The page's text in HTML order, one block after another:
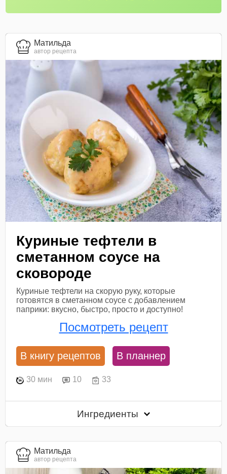
Матильда
автор рецепта
Куриные тефтели в
сметанном соусе на
сковороде
Куриные тефтели на скорую руку, которые
готовятся в сметанном соусе с добавлением
паприки: вкусно, быстро, просто и доступно!
Посмотреть рецепт
В книгу рецептов В планнер
30 мин 10 33
Ингредиенты
Матильда
автор рецепта